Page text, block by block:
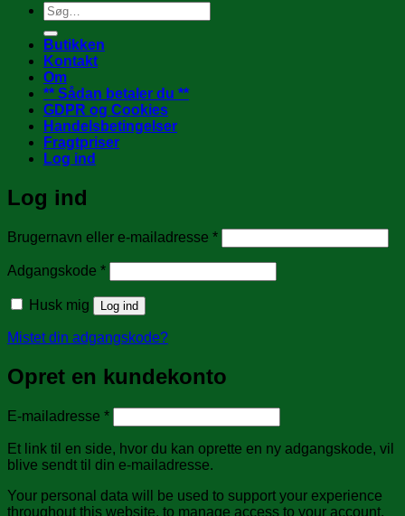
Søg
efter:
Butikken
Kontakt
Om
** Sådan betaler du **
GDPR og Cookies
Handelsbetingelser
Fragtpriser
Log ind
Log ind
Brugernavn eller e-mailadresse *Påkrævet
Adgangskode *Påkrævet
Husk mig Log ind
Mistet din adgangskode?
Opret en kundekonto
E-mailadresse *Påkrævet
Et link til en side, hvor du kan oprette en ny adgangskode, vil
blive sendt til din e-mailadresse.
Your personal data will be used to support your experience
throughout this website, to manage access to your account,